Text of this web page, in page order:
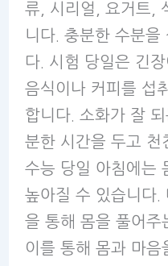
류, 시리얼, 요거트,
니다. 충분한 수분을
다. 시험 당일은 긴
음식이나 커피를 섭
합니다. 소화가 잘
분한 시간을 두고 천
수능 당일 아침에는
높아질 수 있습니다.
을 통해 몸을 풀어주
이를 통해 몸과 마음